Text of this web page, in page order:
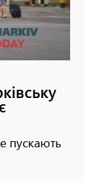
пускають